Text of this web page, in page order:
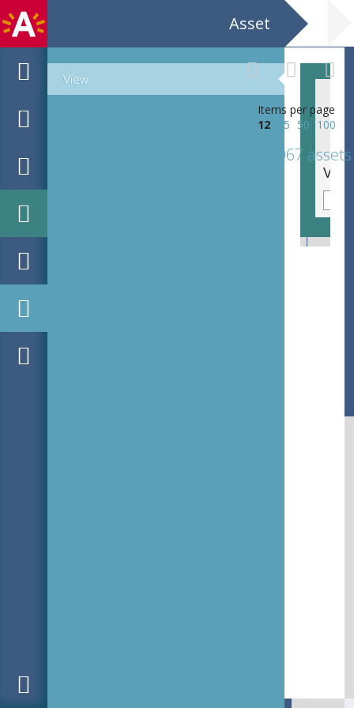
Asset
View
Items per page
12
25 50 100
1067 assets